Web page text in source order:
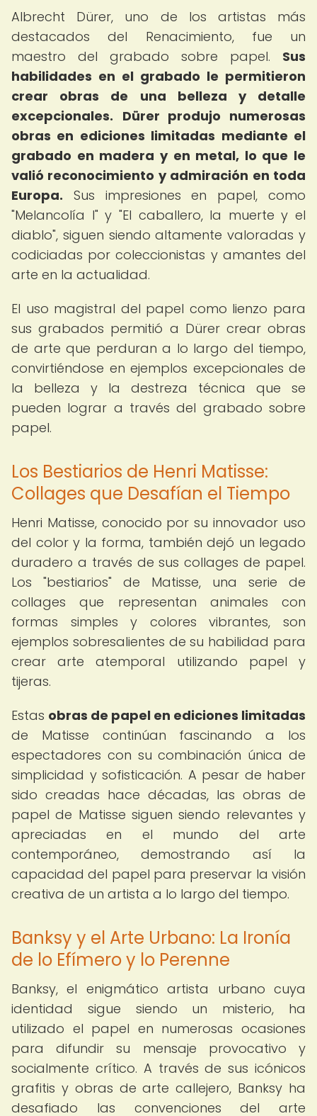
Albrecht Dürer, uno de los artistas más
destacados del Renacimiento, fue un
maestro del grabado sobre papel. Sus
habilidades en el grabado le permitieron
crear obras de una belleza y detalle
excepcionales. Dürer produjo numerosas
obras en ediciones limitadas mediante el
grabado en madera y en metal, lo que le
valió reconocimiento y admiración en toda
Europa. Sus impresiones en papel, como
"Melancolía I" y "El caballero, la muerte y el
diablo", siguen siendo altamente valoradas y
codiciadas por coleccionistas y amantes del
arte en la actualidad.
El uso magistral del papel como lienzo para
sus grabados permitió a Dürer crear obras
de arte que perduran a lo largo del tiempo,
convirtiéndose en ejemplos excepcionales de
la belleza y la destreza técnica que se
pueden lograr a través del grabado sobre
papel.
Los Bestiarios de Henri Matisse:
Collages que Desafían el Tiempo
Henri Matisse, conocido por su innovador uso
del color y la forma, también dejó un legado
duradero a través de sus collages de papel.
Los "bestiarios" de Matisse, una serie de
collages que representan animales con
formas simples y colores vibrantes, son
ejemplos sobresalientes de su habilidad para
crear arte atemporal utilizando papel y
tijeras.
Estas obras de papel en ediciones limitadas
de Matisse continúan fascinando a los
espectadores con su combinación única de
simplicidad y sofisticación. A pesar de haber
sido creadas hace décadas, las obras de
papel de Matisse siguen siendo relevantes y
apreciadas en el mundo del arte
contemporáneo, demostrando así la
capacidad del papel para preservar la visión
creativa de un artista a lo largo del tiempo.
Banksy y el Arte Urbano: La Ironía
de lo Efímero y lo Perenne
Banksy, el enigmático artista urbano cuya
identidad sigue siendo un misterio, ha
utilizado el papel en numerosas ocasiones
para difundir su mensaje provocativo y
socialmente crítico. A través de sus icónicos
grafitis y obras de arte callejero, Banksy ha
desafiado las convenciones del arte